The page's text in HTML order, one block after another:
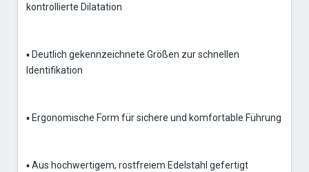
kontrollierte Dilatation
▪ Deutlich gekennzeichnete Größen zur schnellen
Identifikation
▪ Ergonomische Form für sichere und komfortable Führung
▪ Aus hochwertigem, rostfreiem Edelstahl gefertigt